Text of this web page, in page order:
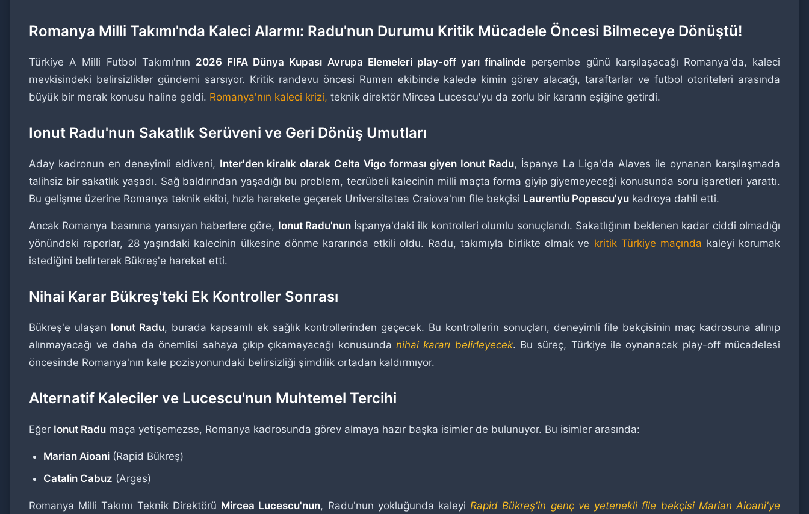
Romanya Milli Takımı'nda Kaleci Alarmı: Radu'nun Durumu Kritik Mücadele Öncesi Bilmeceye Dönüştü!
Türkiye A Milli Futbol Takımı'nın 2026 FIFA Dünya Kupası Avrupa Elemeleri play-off yarı finalinde perşembe günü karşılaşacağı Romanya'da, kaleci
mevkisindeki belirsizlikler gündemi sarsıyor. Kritik randevu öncesi Rumen ekibinde kalede kimin görev alacağı, taraftarlar ve futbol otoriteleri arasında
büyük bir merak konusu haline geldi. Romanya'nın kaleci krizi, teknik direktör Mircea Lucescu'yu da zorlu bir kararın eşiğine getirdi.
Ionut Radu'nun Sakatlık Serüveni ve Geri Dönüş Umutları
Aday kadronun en deneyimli eldiveni, Inter'den kiralık olarak Celta Vigo forması giyen Ionut Radu, İspanya La Liga'da Alaves ile oynanan karşılaşmada
talihsiz bir sakatlık yaşadı. Sağ baldırından yaşadığı bu problem, tecrübeli kalecinin milli maçta forma giyip giyemeyeceği konusunda soru işaretleri yarattı.
Bu gelişme üzerine Romanya teknik ekibi, hızla harekete geçerek Universitatea Craiova'nın file bekçisi Laurentiu Popescu'yu kadroya dahil etti.
Ancak Romanya basınına yansıyan haberlere göre, Ionut Radu'nun İspanya'daki ilk kontrolleri olumlu sonuçlandı. Sakatlığının beklenen kadar ciddi olmadığı
yönündeki raporlar, 28 yaşındaki kalecinin ülkesine dönme kararında etkili oldu. Radu, takımıyla birlikte olmak ve kritik Türkiye maçında kaleyi korumak
istediğini belirterek Bükreş'e hareket etti.
Nihai Karar Bükreş'teki Ek Kontroller Sonrası
Bükreş'e ulaşan Ionut Radu, burada kapsamlı ek sağlık kontrollerinden geçecek. Bu kontrollerin sonuçları, deneyimli file bekçisinin maç kadrosuna alınıp
alınmayacağı ve daha da önemlisi sahaya çıkıp çıkamayacağı konusunda nihai kararı belirleyecek. Bu süreç, Türkiye ile oynanacak play-off mücadelesi
öncesinde Romanya'nın kale pozisyonundaki belirsizliği şimdilik ortadan kaldırmıyor.
Alternatif Kaleciler ve Lucescu'nun Muhtemel Tercihi
Eğer Ionut Radu maça yetişemezse, Romanya kadrosunda görev almaya hazır başka isimler de bulunuyor. Bu isimler arasında:
Marian Aioani (Rapid Bükreş)
Catalin Cabuz (Arges)
Romanya Milli Takımı Teknik Direktörü Mircea Lucescu'nun, Radu'nun yokluğunda kaleyiRapid Bükreş'in genç ve yetenekli file bekçisi Marian Aioani'ye